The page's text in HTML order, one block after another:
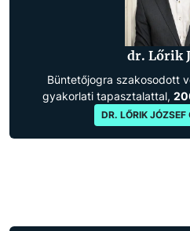
dr. Lőrik
Büntetőjogra szakosodott
gyakorlati tapasztalattal,
DR. LŐRIK JÓZSEF